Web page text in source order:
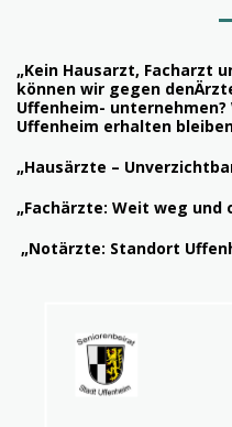
„Kein Hausarzt, Facharzt
können wir gegen
Uffenheim-
Uffenheim erhalten
„Hausärzte –
„Fachärzte: Weit weg und
„Notärzte: Standort